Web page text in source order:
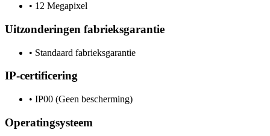
• 12 Megapixel
Uitzonderingen fabrieksgarantie
• Standaard fabrieksgarantie
IP-certificering
• IP00 (Geen bescherming)
Operatingsysteem